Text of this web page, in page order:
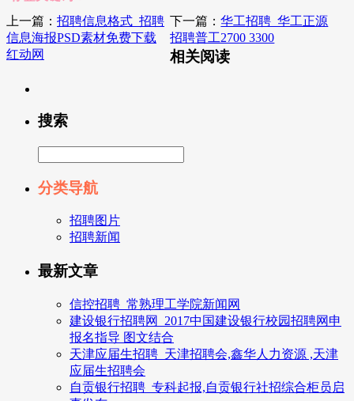
上一篇： 招聘信息格式_招聘
信息海报PSD素材免费下载
红动网
下一篇：华工招聘_华工正源
招聘普工2700 3300
相关阅读
搜索
分类导航
招聘图片
招聘新闻
最新文章
信控招聘_常熟理工学院新闻网
建设银行招聘网_2017中国建设银行校园招聘网申
报名指导 图文结合
天津应届生招聘_天津招聘会,鑫华人力资源 ,天津
应届生招聘会
自贡银行招聘_专科起报,自贡银行社招综合柜员启